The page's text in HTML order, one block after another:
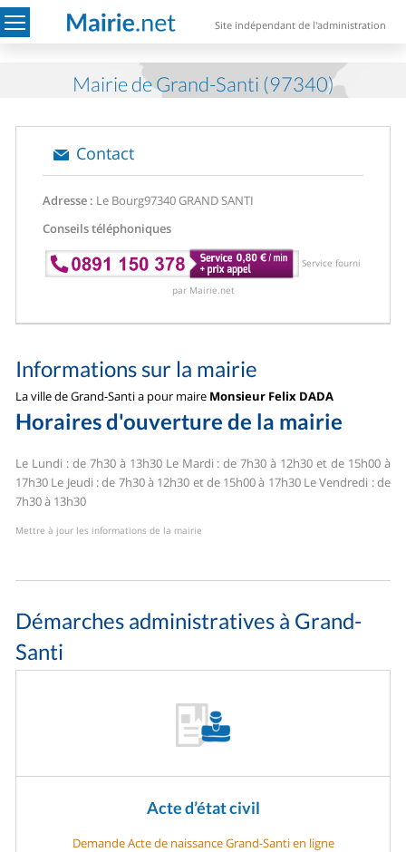
Site indépendant de l'administration
Mairie de Grand-Santi (97340)
Contact
Adresse : Le Bourg97340 GRAND SANTI
Conseils téléphoniques
Service fourni
par Mairie.net
Informations sur la mairie
La ville de Grand-Santi a pour maire Monsieur Felix DADA
Horaires d'ouverture de la mairie
Le Lundi : de 7h30 à 13h30Le Mardi : de 7h30 à 12h30 et de 15h00 à
17h30 Le Jeudi : de 7h30 à 12h30 et de 15h00 à 17h30Le Vendredi : de
7h30 à 13h30
Mettre à jour les informations de la mairie
Démarches administratives à Grand-
Santi
Acte d’état civil
Demande Acte de naissance Grand-Santi en ligne